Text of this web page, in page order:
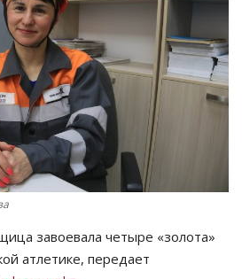
завоевала четыре «золота»
атлетике, передает